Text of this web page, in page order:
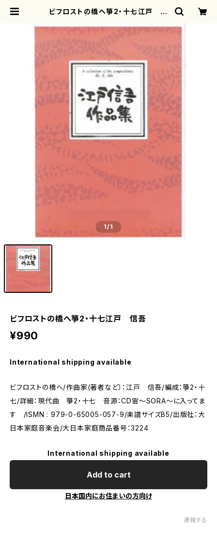
ビフロストの橋へ箏2・十七江戸 信
1/1
ビフロストの橋へ箏2・十七江戸 信吾
¥990
International shipping available
ビフロストの橋へ/作曲家(著者など）：江戸 信吾/編成：箏2・十
七/詳細：現代曲 箏2・十七 音源：CD宙～SORA～に入ってま
す /ISMN : 979-0-65005-057-9/楽譜サイズB5/出版社：大
日本家庭音楽会/大日本家庭商品番号：3224
International shipping available
Add to cart
日本国内にお住まいの方向け
通報する